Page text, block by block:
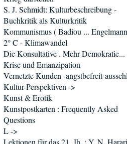
S. J. Schmidt: Kulturbeschreibung -
Buchkritik als Kulturkritik
Kommunismus ( Badiou ...
2° C - Klimawandel
Die Konsultative . Mehr Demokratie...
Krise und Emanzipation
Vernetzte Kunden -angstbefreit-
Kultur-Perspektiven ->
Kunst & Erotik
Kunstpostkarten : Frequently Asked
Questions
L ->
Lektionen für das 21. Jh. ; Y. N. Harari